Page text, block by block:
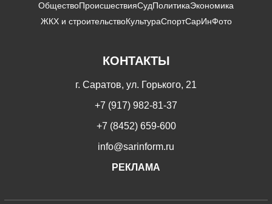
ОбществоПроисшествияСудПолитикаЭкономика
ЖКХ и строительствоКультураСпортСарИнФото
КОНТАКТЫ
г. Саратов, ул. Горького, 21
+7 (917) 982-81-37
+7 (8452) 659-600
info@sarinform.ru
РЕКЛАМА